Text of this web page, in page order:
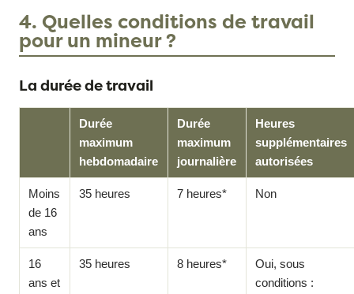
4. Quelles conditions de travail
pour un mineur ?
La durée de travail
Durée
maximum
hebdomadaire
Durée
maximum
journalière
Heures
supplémentaires
autorisées
Moins
de 16
ans
35 heures 7 heures* Non
16
ans et
35 heures 8 heures*
Oui, sous
conditions :